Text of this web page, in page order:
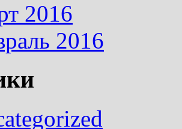
2016
2016